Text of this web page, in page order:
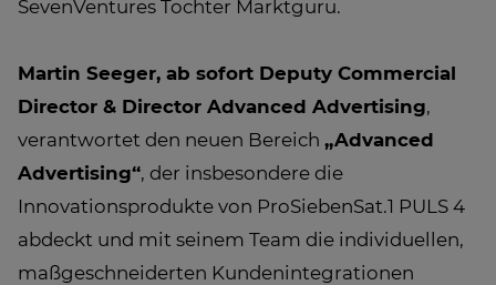
SevenVentures Tochter Marktguru.
Martin Seeger, ab sofort Deputy Commercial
Director & Director Advanced Advertising,
verantwortet den neuen Bereich „Advanced
Advertising“, der insbesondere die
Innovationsprodukte von ProSiebenSat.1 PULS 4
abdeckt und mit seinem Team die individuellen,
maßgeschneiderten Kundenintegrationen